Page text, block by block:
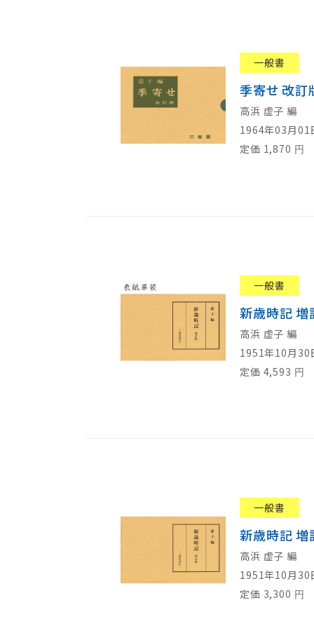
一般書
季寄せ 改訂
高浜 虚子 編
1964年03月01
定価 1,870 円
一般書
新歳時記 増
高浜 虚子 編
1951年10月30
定価 4,593 円
一般書
新歳時記 増
高浜 虚子 編
1951年10月30
定価 3,300 円